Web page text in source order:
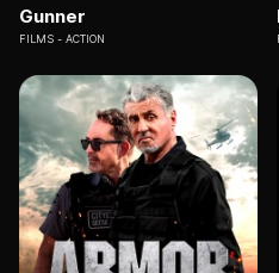
Gunner
FILMS ACTION